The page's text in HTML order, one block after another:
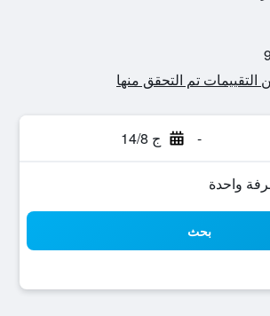
- ج 14/8
بحث